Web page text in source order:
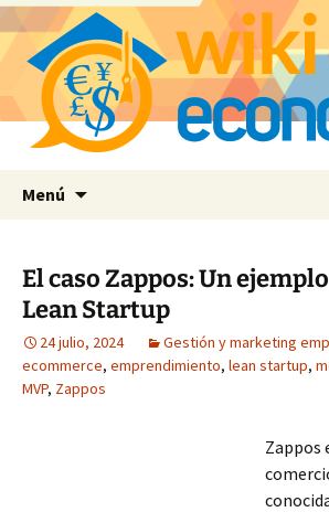
Menú
El caso Zappos: Un
Lean Startup
24 julio, 2024
Gestión y marketing
ecommerce, emprendimiento, lean startup,
MVP, Zappos
Zappos